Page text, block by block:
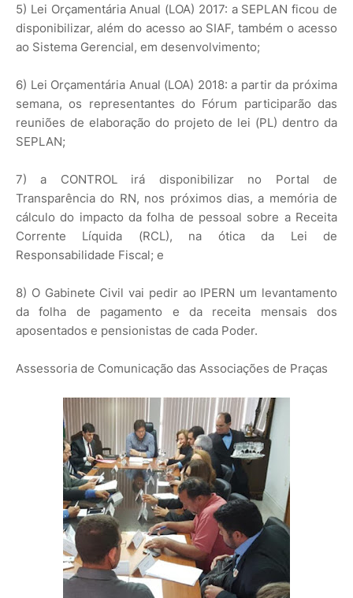
5) Lei Orçamentária Anual (LOA) 2017: a SEPLAN ficou de
disponibilizar, além do acesso ao SIAF, também o acesso
ao Sistema Gerencial, em desenvolvimento;
6) Lei Orçamentária Anual (LOA) 2018: a partir da próxima
semana, os representantes do Fórum participarão das
reuniões de elaboração do projeto de lei (PL) dentro da
SEPLAN;
7) a CONTROL irá disponibilizar no Portal de
Transparência do RN, nos próximos dias, a memória de
cálculo do impacto da folha de pessoal sobre a Receita
Corrente Líquida (RCL), na ótica da Lei de
Responsabilidade Fiscal; e
8) O Gabinete Civil vai pedir ao IPERN um levantamento
da folha de pagamento e da receita mensais dos
aposentados e pensionistas de cada Poder.
Assessoria de Comunicação das Associações de Praças